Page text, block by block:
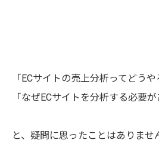
「ECサイトの売上分析ってどうや
「なぜECサイトを分析する必要が
と、疑問に思ったことはありませ